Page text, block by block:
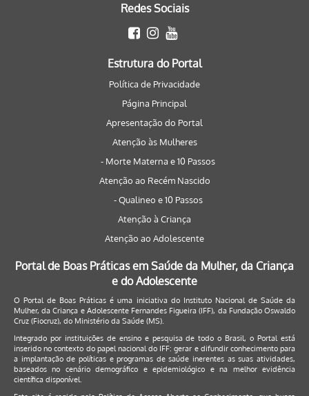
Redes Sociais
Estrutura do Portal
Política de Privacidade
Página Principal
Apresentação do Portal
Atenção às Mulheres
- Morte Materna e 10 Passos
Atenção ao Recém Nascido
- Qualineo e 10 Passos
Atenção à Criança
Atenção ao Adolescente
Portal de Boas Práticas em Saúde da Mulher, da Criança
e do Adolescente
O Portal de Boas Práticas é uma iniciativa do Instituto Nacional de Saúde da
Mulher, da Criança e Adolescente Fernandes Figueira (IFF), da Fundação Oswaldo
Cruz (Fiocruz), do Ministério da Saúde (MS).
Integrado por instituições de ensino e pesquisa de todo o Brasil, o Portal está
inserido no contexto do papel nacional do IFF: gerar e difundir conhecimento para
a implantação de políticas e programas de saúde inerentes as suas atividades,
baseados no cenário demográfico e epidemiológico e na melhor evidência
científica disponível.